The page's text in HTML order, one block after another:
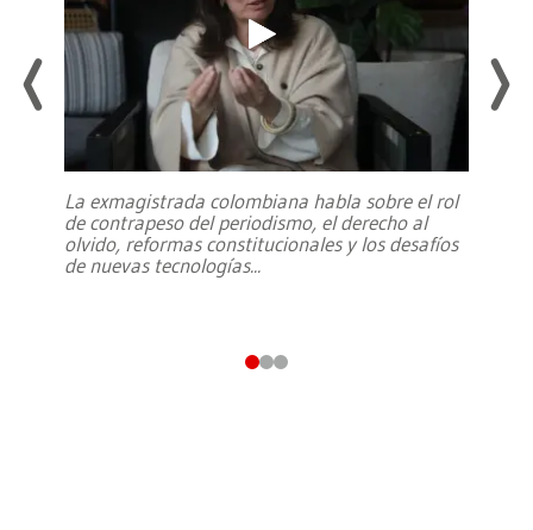
La exmagistrada colombiana habla sobre el rol
de contrapeso del periodismo, el derecho al
olvido, reformas constitucionales y los desafíos
de nuevas tecnologías...